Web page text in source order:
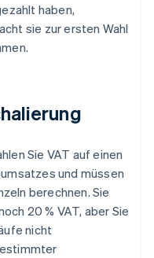
haben,
sie zur ersten Wahl
Sie VAT auf einen
und müssen
berechnen. Sie
20 % VAT, aber Sie
nicht